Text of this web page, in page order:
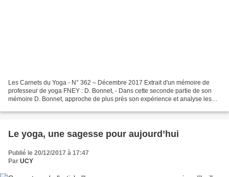
Les Carnets du Yoga - N° 362 – Décembre 2017 Extrait d'un mémoire de
professeur de yoga FNEY : D. Bonnet, - Dans cette seconde partie de son
mémoire D. Bonnet, approche de plus près son expérience et analyse les
Le yoga, une sagesse pour aujourd’hui
Publié le 20/12/2017 à 17:47
Par UCY